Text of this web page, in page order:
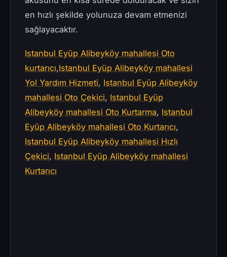
en hızlı şekilde yolunuza devam etmenizi
sağlayacaktır.
Istanbul Eyüp Alibeyköy mahallesi Oto
kurtarıcı,Istanbul Eyüp Alibeyköy mahallesi
Yol Yardım Hizmeti, Istanbul Eyüp Alibeyköy
mahallesi Oto Çekici, Istanbul Eyüp
Alibeyköy mahallesi Oto Kurtarma, Istanbul
Eyüp Alibeyköy mahallesi Oto Kurtarıcı,
Istanbul Eyüp Alibeyköy mahallesi Hızlı
Çekici, Istanbul Eyüp Alibeyköy mahallesi
Kurtarıcı